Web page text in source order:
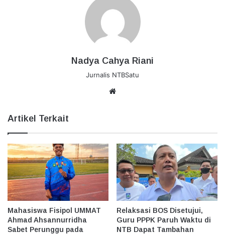
Nadya Cahya Riani
Jurnalis NTBSatu
Artikel Terkait
Mahasiswa Fisipol UMMAT
Ahmad Ahsannurridha
Sabet Perunggu pada
Relaksasi BOS Disetujui,
Guru PPPK Paruh Waktu di
NTB Dapat Tambahan